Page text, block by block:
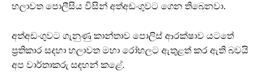
හලාවත පොලීසිය විසින් අත්අඩංගුවට ගෙන තිබෙනවා.
අත්අඩංගුවට ගැනුණු කාන්තාව පොලිස් ආරක්ෂාව යටතේ
ප්‍රතිකාර සදහා හලාවත මහා රෝහලට ඇතුළත් කර ඇති බවයි
අප වාර්තාකරු සඳහන් කළේ.